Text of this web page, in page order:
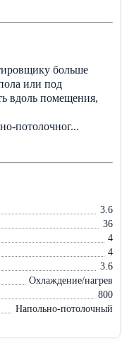
больше
или под
вдоль помещения,
потолочног...
3.6
36
4
4
3.6
Охлаждение/нагрев
800
Напольно-потолочный